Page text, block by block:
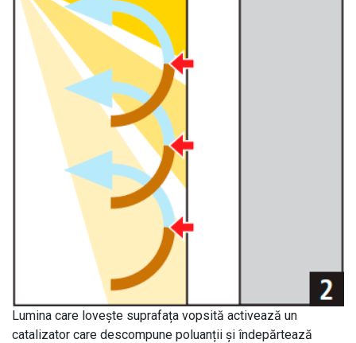
Lumina care lovește suprafața vopsită activează un
catalizator care descompune poluanții și îndepărtează